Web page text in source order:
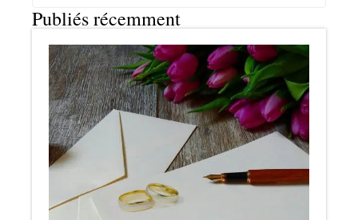
Publiés récemment